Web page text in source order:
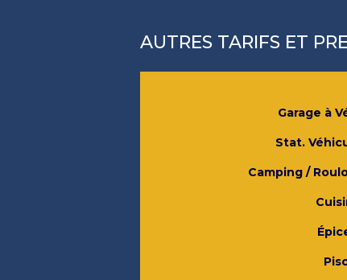
AUTRES TARIFS ET
Garage à
Stat.
Camping /